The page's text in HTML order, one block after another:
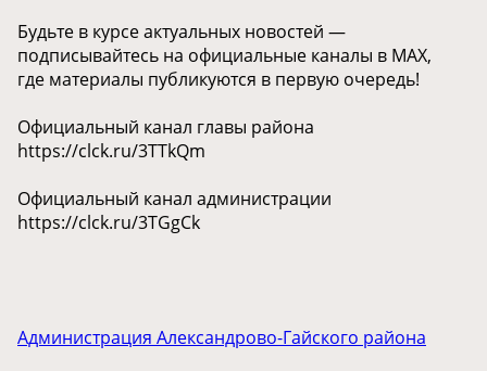
Будьте в курсе актуальных новостей —
подписывайтесь на официальные каналы в МАХ,
где материалы публикуются в первую очередь!
Официальный канал главы района
https://clck.ru/3TTkQm
Официальный канал администрации
https://clck.ru/3TGgCk
Администрация Александрово-Гайского района